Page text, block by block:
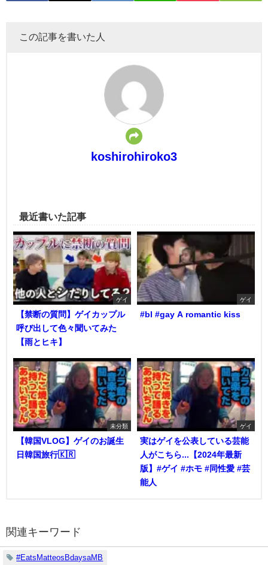
この記事を書いた人
koshirohiroko3
最近書いた記事
ゲイ
【禁断の質問】ゲイカップル
呼び出して色々聞いてみた
【雨とヒキ】
ゲイ
#bl #gay A romantic kiss
未分類
【韓国VLOG】ゲイのお誕生
日韓国旅行🇰🇷
ゲイ
実はゲイを公表している芸能
人がこちら...【2024年最新
版】#ゲイ #ホモ #同性愛 #芸
能人
関連キーワード
#EatsMatteosBdaysaMB